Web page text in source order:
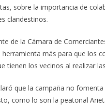
sobre la importancia de
clandestinos.
de la Cámara de
más para que los
tienen los vecinos al realizar
que la campaña no
como lo son la peatonal